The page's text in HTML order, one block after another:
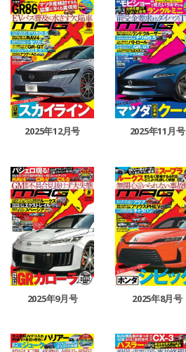
2025年12月号 2025年11月号
2025年9月号 2025年8月号